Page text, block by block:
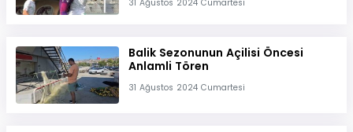
31 Ağustos 2024 Cumartesi
Balik Sezonunun Açilisi Öncesi
Anlamli Tören
31 Ağustos 2024 Cumartesi